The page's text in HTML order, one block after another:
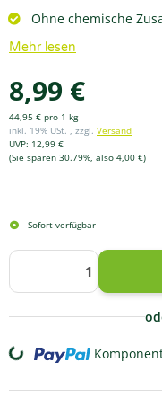
Ohne chemische
Mehr lesen
8,99 €
44,95 € pro 1 kg
inkl. 19% USt. , zzgl. Versand
UVP: 12,99 €
(Sie sparen 30.79%, also 4,00 €)
Sofort verfügbar